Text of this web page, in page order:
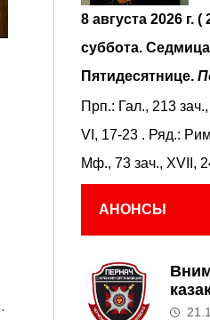
8 августа 2026 г.
суббота. Седмица
Пятидесятнице.
Прп.: Гал., 213
VI, 17-23 . Ряд.:
Мф., 73 зач., XVII,
АНОНСЫ